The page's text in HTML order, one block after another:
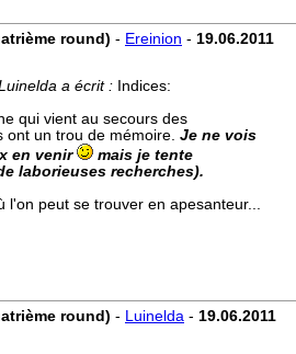
round) - Ereinion - 19.06.2011
a écrit : Indices:
qui vient au secours des
ont un trou de mémoire. Je ne vois
en venir
mais je tente
laborieuses recherches).
l'on peut se trouver en apesanteur...
round) - Luinelda - 19.06.2011